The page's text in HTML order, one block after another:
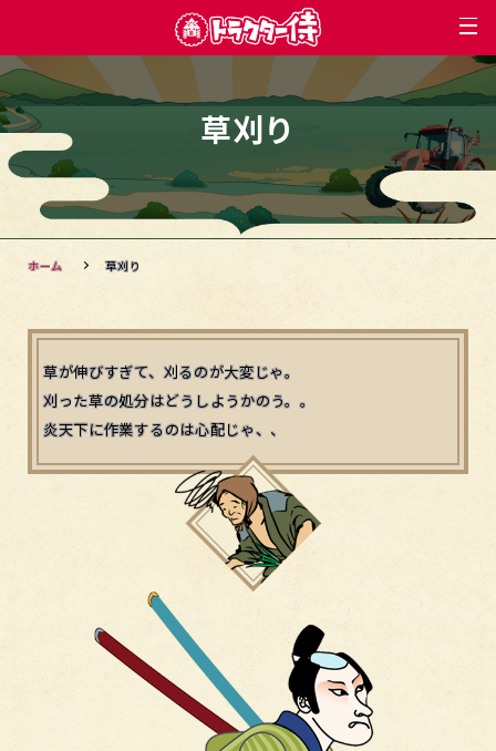
草刈り
ホーム 草刈り
草が伸びすぎて、刈るのが大変じゃ。
刈った草の処分はどうしようかのう。。
炎天下に作業するのは心配じゃ、、